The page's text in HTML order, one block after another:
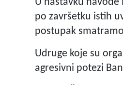
U nastavku
po završetku istih
postupak
Udruge koje su
agresivni potezi